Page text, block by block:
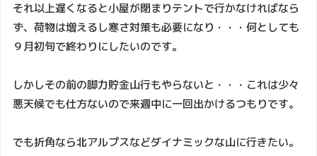
それ以上遅くなると小屋が閉まりテントで行かなければなら
ず、荷物は増えるし寒さ対策も必要になり・・・何としても
９月初旬で終わりにしたいのです。
しかしその前の脚力貯金山行もやらないと・・・これは少々
悪天候でも仕方ないので来週中に一回出かけるつもりです。
でも折角なら北アルプスなどダイナミックな山に行きたい。